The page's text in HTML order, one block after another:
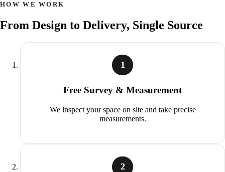
HOW WE WORK
From Design to Delivery, Single Source
1
Free Survey & Measurement
We inspect your space on site and take precise
measurements.
2